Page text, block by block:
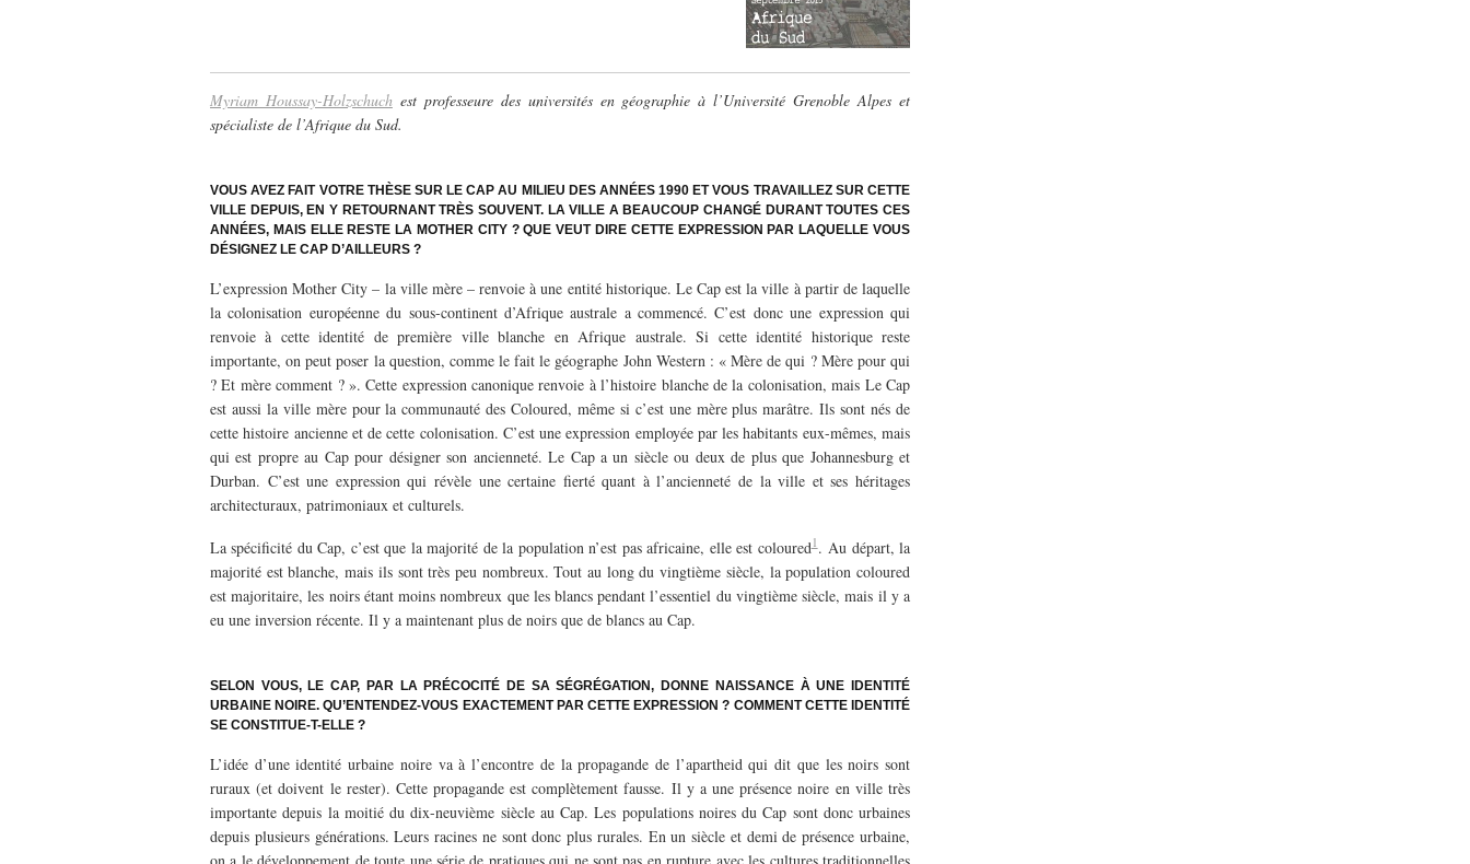
Myriam Houssay-Holzschuch est professeure des universités en géographie à l’Université Grenoble Alpes et
spécialiste de l’Afrique du Sud.
VOUS AVEZ FAIT VOTRE THÈSE SUR LE CAP AU MILIEU DES ANNÉES 1990 ET VOUS TRAVAILLEZ SUR CETTE
VILLE DEPUIS, EN Y RETOURNANT TRÈS SOUVENT. LA VILLE A BEAUCOUP CHANGÉ DURANT TOUTES CES
ANNÉES, MAIS ELLE RESTE LA MOTHER CITY ? QUE VEUT DIRE CETTE EXPRESSION PAR LAQUELLE VOUS
DÉSIGNEZ LE CAP D’AILLEURS ?
L’expression Mother City – la ville mère – renvoie à une entité historique. Le Cap est la ville à partir de laquelle
la colonisation européenne du sous-continent d’Afrique australe a commencé. C’est donc une expression qui
renvoie à cette identité de première ville blanche en Afrique australe. Si cette identité historique reste
importante, on peut poser la question, comme le fait le géographe John Western : « Mère de qui ? Mère pour qui
? Et mère comment ? ». Cette expression canonique renvoie à l’histoire blanche de la colonisation, mais Le Cap
est aussi la ville mère pour la communauté des Coloured, même si c’est une mère plus marâtre. Ils sont nés de
cette histoire ancienne et de cette colonisation. C’est une expression employée par les habitants eux-mêmes, mais
qui est propre au Cap pour désigner son ancienneté. Le Cap a un siècle ou deux de plus que Johannesburg et
Durban. C’est une expression qui révèle une certaine fierté quant à l’ancienneté de la ville et ses héritages
architecturaux, patrimoniaux et culturels.
La spécificité du Cap, c’est que la majorité de la population n’est pas africaine, elle est coloured1. Au départ, la
majorité est blanche, mais ils sont très peu nombreux. Tout au long du vingtième siècle, la population coloured
est majoritaire, les noirs étant moins nombreux que les blancs pendant l’essentiel du vingtième siècle, mais il y a
eu une inversion récente. Il y a maintenant plus de noirs que de blancs au Cap.
SELON VOUS, LE CAP, PAR LA PRÉCOCITÉ DE SA SÉGRÉGATION, DONNE NAISSANCE À UNE IDENTITÉ
URBAINE NOIRE. QU’ENTENDEZ-VOUS EXACTEMENT PAR CETTE EXPRESSION ? COMMENT CETTE IDENTITÉ
SE CONSTITUE-T-ELLE ?
L’idée d’une identité urbaine noire va à l’encontre de la propagande de l’apartheid qui dit que les noirs sont
ruraux (et doivent le rester). Cette propagande est complètement fausse. Il y a une présence noire en ville très
importante depuis la moitié du dix-neuvième siècle au Cap. Les populations noires du Cap sont donc urbaines
depuis plusieurs générations. Leurs racines ne sont donc plus rurales. En un siècle et demi de présence urbaine,
on a le développement de toute une série de pratiques qui ne sont pas en rupture avec les cultures traditionnelles